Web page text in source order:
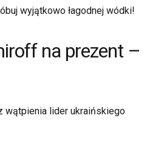
wyjątkowo łagodnej wódki!
na prezent –
wątpienia lider ukraińskiego